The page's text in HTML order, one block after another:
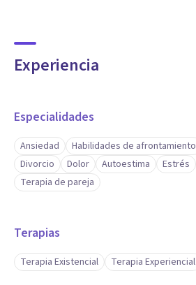
Experiencia
Especialidades
Ansiedad Habilidades de afrontamiento
Divorcio
Dolor Autoestima Estrés
Terapia de pareja
Terapias
Terapia Existencial Terapia Experiencial